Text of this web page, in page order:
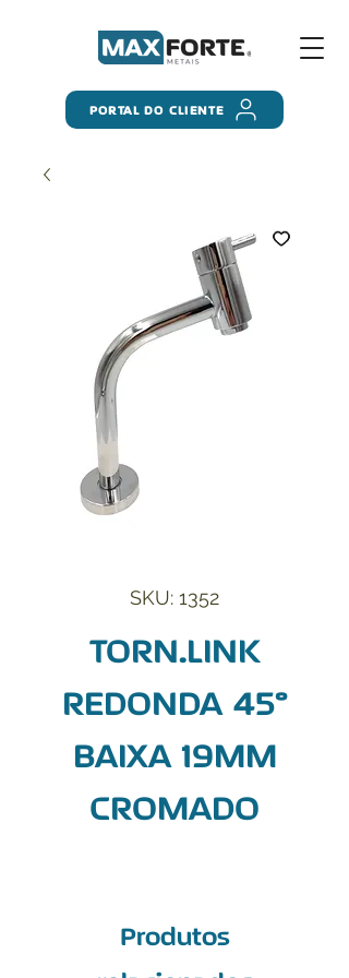
PORTAL DO CLIENTE
SKU: 1352
TORN.LINK
REDONDA 45°
BAIXA 19MM
CROMADO
Produtos